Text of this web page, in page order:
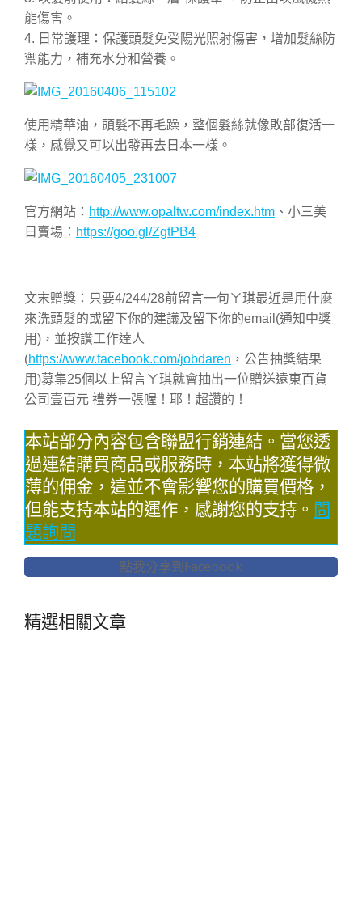
能傷害。
4. 日常護理：保護頭髮免受陽光照射傷害，增加髮絲防
禦能力，補充水分和營養。
使用精華油，頭髮不再毛躁，整個髮絲就像敗部復活一
樣，感覺又可以出發再去日本一樣。
官方網站： http://www.opaltw.com/index.htm 、小三美
日賣場： https://goo.gl/ZgtPB4
文末贈獎：只要4/244/28前留言一句ㄚ琪最近是用什麼
來洗頭髮的或留下你的建議及留下你的email(通知中獎
用)，並按讚工作達人
(https://www.facebook.com/jobdaren ，公告抽獎結果
用)募集25個以上留言ㄚ琪就會抽出一位贈送遠東百貨
公司壹百元 禮券一張喔！耶！超讚的！
本站部分內容包含聯盟行銷連結。當您透
過連結購買商品或服務時，本站將獲得微
薄的佣金，這並不會影響您的購買價格，
但能支持本站的運作，感謝您的支持。 問
題詢問
點我分享到Facebook
精選相關文章